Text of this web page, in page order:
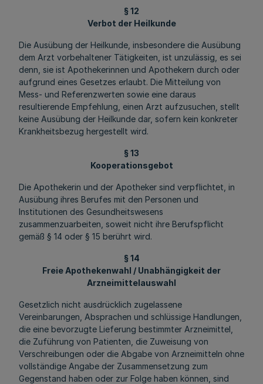
§ 12
Verbot der Heilkunde
Die Ausübung der Heilkunde, insbesondere die Ausübung
dem Arzt vorbehaltener Tätigkeiten, ist unzulässig, es sei
denn, sie ist Apothekerinnen und Apothekern durch oder
aufgrund eines Gesetzes erlaubt. Die Mitteilung von
Mess- und Referenzwerten sowie eine daraus
resultierende Empfehlung, einen Arzt aufzusuchen, stellt
keine Ausübung der Heilkunde dar, sofern kein konkreter
Krankheitsbezug hergestellt wird.
§ 13
Kooperationsgebot
Die Apothekerin und der Apotheker sind verpflichtet, in
Ausübung ihres Berufes mit den Personen und
Institutionen des Gesundheitswesens
zusammenzuarbeiten, soweit nicht ihre Berufspflicht
gemäß § 14 oder § 15 berührt wird.
§ 14
Freie Apothekenwahl / Unabhängigkeit der
Arzneimittelauswahl
Gesetzlich nicht ausdrücklich zugelassene
Vereinbarungen, Absprachen und schlüssige Handlungen,
die eine bevorzugte Lieferung bestimmter Arzneimittel,
die Zuführung von Patienten, die Zuweisung von
Verschreibungen oder die Abgabe von Arzneimitteln ohne
vollständige Angabe der Zusammensetzung zum
Gegenstand haben oder zur Folge haben können, sind